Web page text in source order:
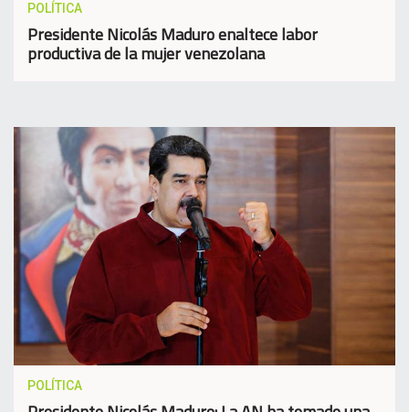
POLÍTICA
Presidente Nicolás Maduro enaltece labor
productiva de la mujer venezolana
POLÍTICA